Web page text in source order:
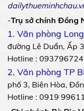
-Trụ sở chính Đồng
1. Văn phòng
đường Lê Duẩn, Ấp
Hotline :
2. Văn phòng TP
phố 3, Biên Hòa,
Hotline : 0919